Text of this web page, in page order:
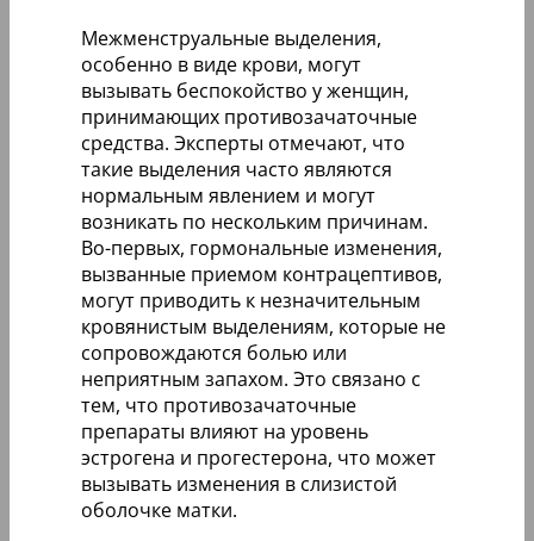
Межменструальные выделения,
особенно в виде крови, могут
вызывать беспокойство у женщин,
принимающих противозачаточные
средства. Эксперты отмечают, что
такие выделения часто являются
нормальным явлением и могут
возникать по нескольким причинам.
Во-первых, гормональные изменения,
вызванные приемом контрацептивов,
могут приводить к незначительным
кровянистым выделениям, которые не
сопровождаются болью или
неприятным запахом. Это связано с
тем, что противозачаточные
препараты влияют на уровень
эстрогена и прогестерона, что может
вызывать изменения в слизистой
оболочке матки.